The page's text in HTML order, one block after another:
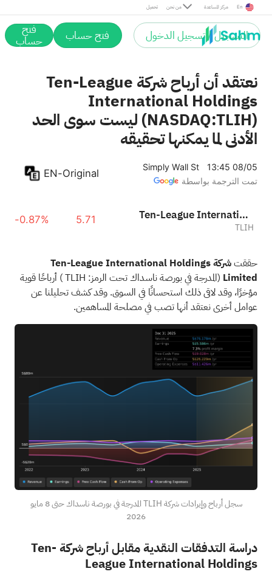
تحميل من نحن مركز المساعدة En
التسجيل / تسجيل الدخول فتح حساب فتح
حساب
نعتقد أن أرباح شركة Ten-League
International Holdings
(NASDAQ:TLIH) ليست سوى الحد
الأدنى لما يمكنها تحقيقه
Simply Wall St
13:45 08/05
تمت الترجمة بواسطة
EN-Original
Ten-League International Holdings Limited
TLIH
5.71
-0.87%
حققت
شركة Ten-League International Holdings
Limited (المدرجة في بورصة ناسداك تحت الرمز: TLIH
) أرباحًا قوية
مؤخرًا، وقد لاقى ذلك استحسانًا في السوق. وقد كشف تحليلنا عن
عوامل أخرى نعتقد أنها تصب في مصلحة المساهمين.
سجل أرباح وإيرادات شركة TLIH المدرجة في بورصة ناسداك حتى 8 مايو
2026
دراسة التدفقات النقدية مقابل أرباح شركة Ten-
League International Holdings